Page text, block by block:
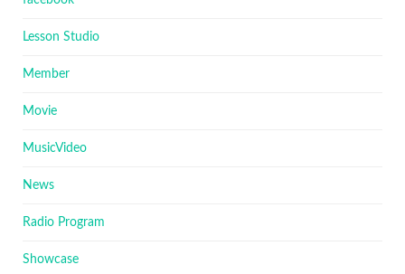
Lesson Studio
Member
Movie
MusicVideo
News
Radio Program
Showcase